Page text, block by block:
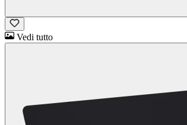
Vedi tutto